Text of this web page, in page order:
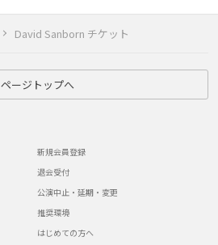
David Sanborn チケット
ページトップへ
新規会員登録
退会受付
公演中止・延期・変更
推奨環境
はじめての方へ